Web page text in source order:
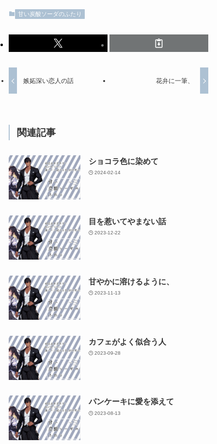
甘い炭酸ソーダのふたり
嫉妬深い恋人の話 花弁に一筆、
関連記事
ショコラ色に染めて
2024-02-14
目を惹いてやまない話
2023-12-22
甘やかに溶けるように、
2023-11-13
カフェがよく似合う人
2023-09-28
パンケーキに愛を添えて
2023-08-13